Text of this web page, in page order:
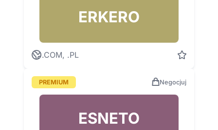
ERKERO
.COM, .PL
PREMIUM Negocjuj
ESNETO